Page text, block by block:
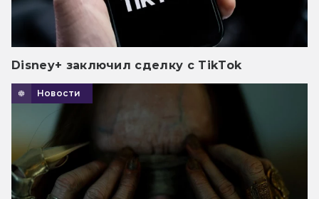
Disney+ заключил сделку с TikTok
Новости